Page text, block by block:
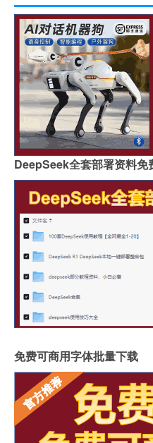
DeepSeek全套部署资料免
免费可商用字体批量下载